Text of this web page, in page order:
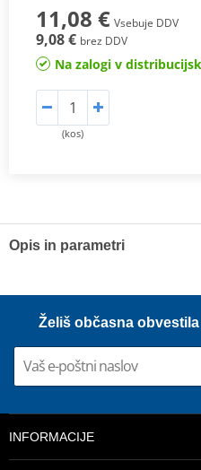
11,08 € Vsebuje DDV
9,08 € brez DDV
Na zalogi v
(kos)
Opis in parametri
Proizvajalec
Bottom diameter
50
Length
Top diameter
Želiš občasna
INFORMACIJE